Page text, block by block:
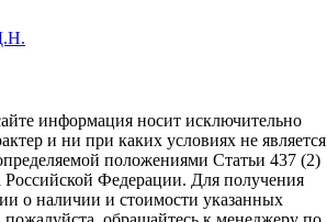
информация носит исключительно
и ни при каких условиях не является
положениями Статьи 437 (2)
Российской Федерации. Для получения
о наличии и стоимости указанных